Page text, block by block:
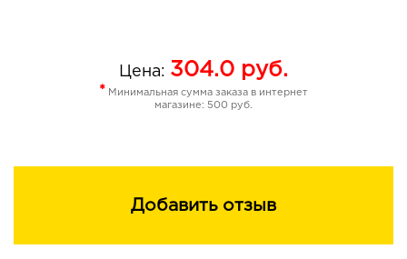
Цена: 304.0 руб.
* Минимальная сумма заказа в интернет
магазине: 500 руб.
Добавить отзыв